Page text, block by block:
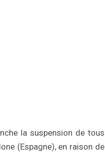
la suspension de tous
(Espagne), en raison de